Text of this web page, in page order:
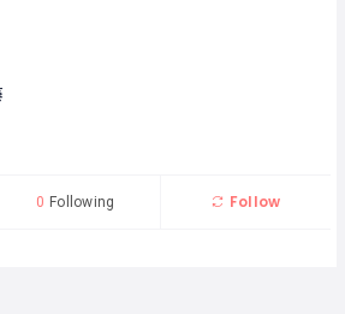
0 Following Follow